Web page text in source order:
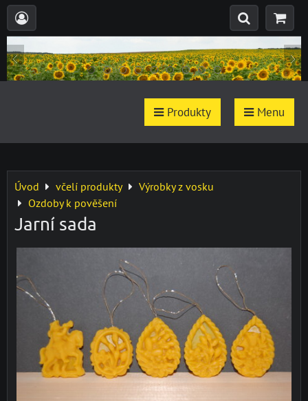
Produkty Menu
Úvod včelí produkty
Výrobky z vosku
Ozdoby k pověšení
Jarní sada